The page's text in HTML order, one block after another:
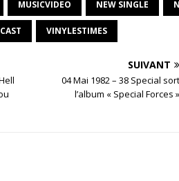
MUSICVIDEO NEW SINGLE
VINYLESTIMES
SUIVANT
04 Mai 1982 – 38 Special sort
l’album « Special Forces »